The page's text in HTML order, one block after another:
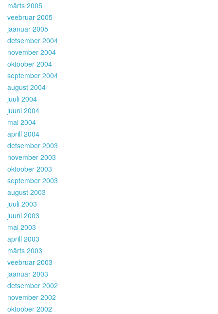
märts 2005
veebruar 2005
jaanuar 2005
detsember 2004
november 2004
oktoober 2004
september 2004
august 2004
juuli 2004
juuni 2004
mai 2004
aprill 2004
detsember 2003
november 2003
oktoober 2003
september 2003
august 2003
juuli 2003
juuni 2003
mai 2003
aprill 2003
märts 2003
veebruar 2003
jaanuar 2003
detsember 2002
november 2002
oktoober 2002